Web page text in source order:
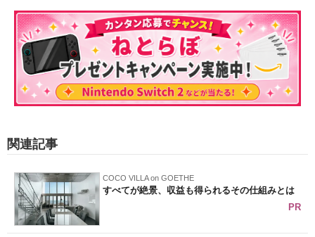
関連記事
COCO VILLA on GOETHE
すべてが絶景、収益も得られるその仕組みとは
PR